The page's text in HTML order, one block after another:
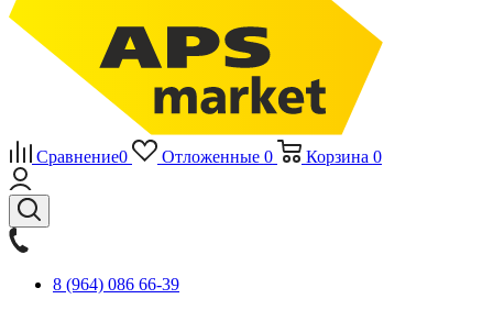
Сравнение0 Отложенные 0 Корзина 0
8 (964) 086 66-39